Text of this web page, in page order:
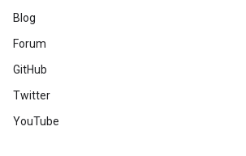
Blog
Forum
GitHub
Twitter
YouTube